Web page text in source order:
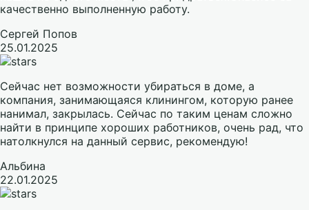
качественно выполненную работу.
Сергей Попов
25.01.2025
Сейчас нет возможности убираться в доме, а
компания, занимающаяся клинингом, которую ранее
нанимал, закрылась. Сейчас по таким ценам сложно
найти в принципе хороших работников, очень рад, что
натолкнулся на данный сервис, рекомендую!
Альбина
22.01.2025